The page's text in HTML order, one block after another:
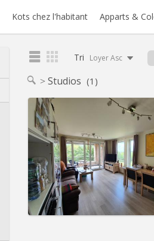
Kots chez l'habitant Apparts &
Tri Loyer Asc
Studios (1)
Infos Pratiques
Loyer:850 €
Charges:60 €
Durée: 11 mois
Domiciliation:Non